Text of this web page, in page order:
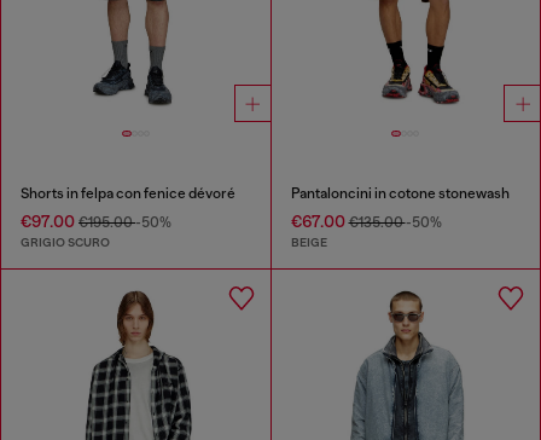
Shorts in felpa con fenice dévoré
€97.00 €195.00-50%
GRIGIO SCURO
Pantaloncini in cotone stonewash
€67.00€135.00-50%
BEIGE